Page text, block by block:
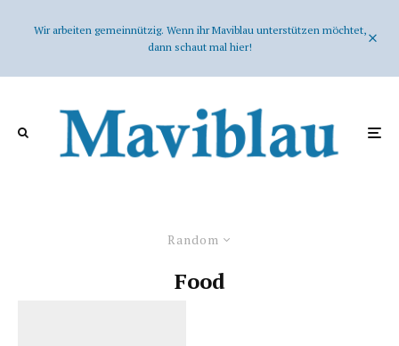
Wir arbeiten gemeinnützig. Wenn ihr Maviblau unterstützen möchtet,
dann schaut mal hier!
Random
Food